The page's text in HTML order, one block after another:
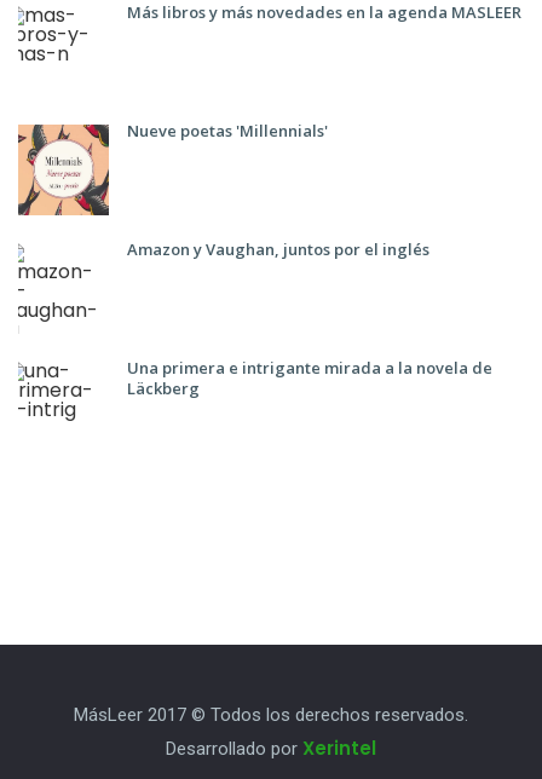
Más libros y más novedades en la agenda MASLEER
Nueve poetas 'Millennials'
Amazon y Vaughan, juntos por el inglés
Una primera e intrigante mirada a la novela de
Läckberg
MásLeer 2017 © Todos los derechos reservados.
Desarrollado por Xerintel